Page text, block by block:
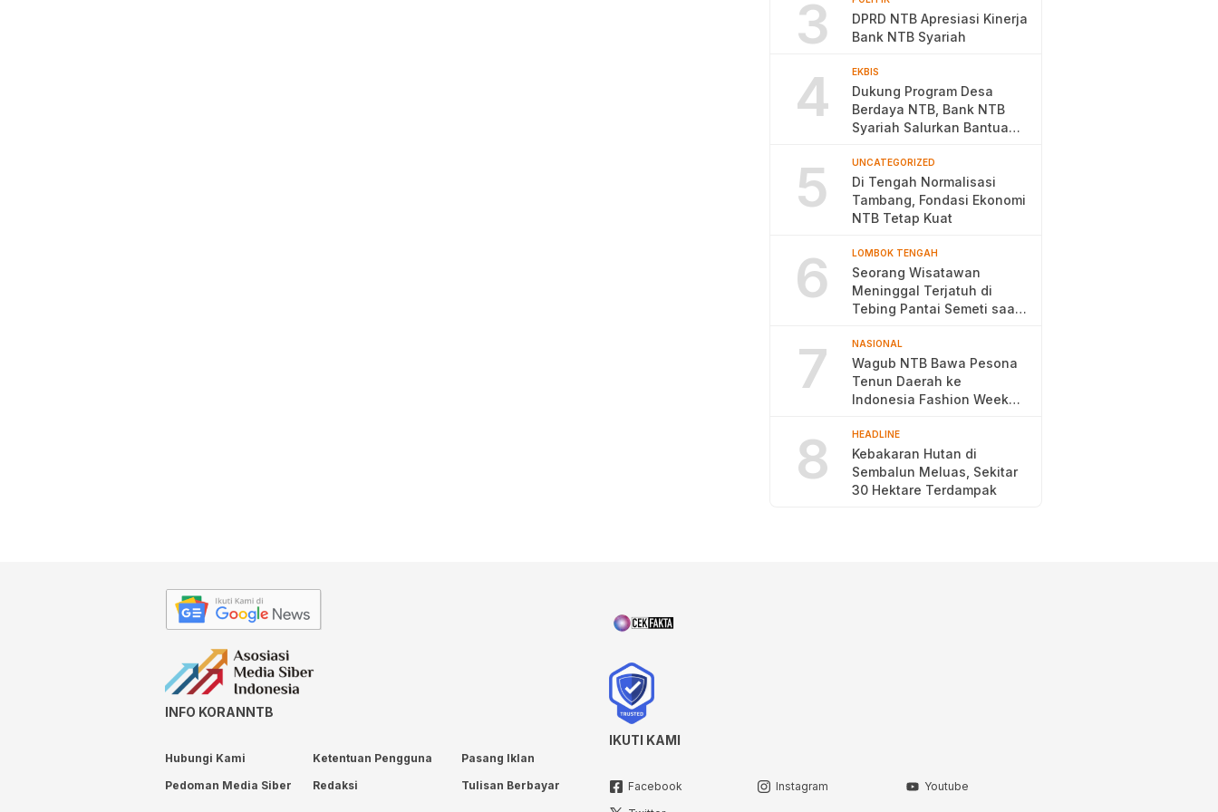
3
DPRD NTB Apresiasi Kinerja
Bank NTB Syariah
4 EKBIS
Dukung Program Desa
Berdaya NTB, Bank NTB
Syariah Salurkan Bantuan
5 UNCATEGORIZED
Di Tengah Normalisasi
Tambang, Fondasi Ekonomi
NTB Tetap Kuat
6 LOMBOK TENGAH
Seorang Wisatawan
Meninggal Terjatuh di
Tebing Pantai Semeti saat
7 NASIONAL
Wagub NTB Bawa Pesona
Tenun Daerah ke
Indonesia Fashion Week
8 HEADLINE
Kebakaran Hutan di
Sembalun Meluas, Sekitar
30 Hektare Terdampak
INFO KORANNTB
Hubungi Kami Ketentuan Pengguna
Pasang Iklan
Pedoman Media Siber
Redaksi Tulisan Berbayar
IKUTI KAMI
Facebook Instagram
Youtube